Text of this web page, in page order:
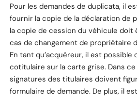
Pour les demandes de duplicata, il
fournir la copie de la déclaration de
la copie de cession du véhicule doit
cas de changement de propriétaire
En tant qu’acquéreur, il est possible
cotitulaire sur la carte grise. Dans ce
signatures des titulaires doivent
formulaire de demande. De plus, il